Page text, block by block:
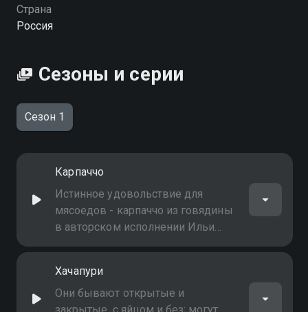
Страна
Россия
Сезоны и серии
Сезон 1
Карпаччо
Истинное удовольствие для
мясоедов - карпаччо из говядины
в авторском исполнении Ильи
Лазерсона: в коньячном маринаде
Хачапури
Они бывают открытые и